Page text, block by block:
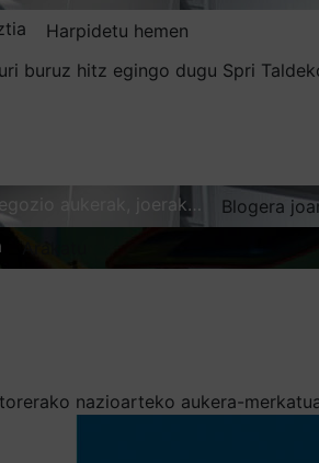
Harpidetu hemen
buruz hitz egingo dugu Spri
aukerak, joerak…
Blogera
nazioarteko aukera-